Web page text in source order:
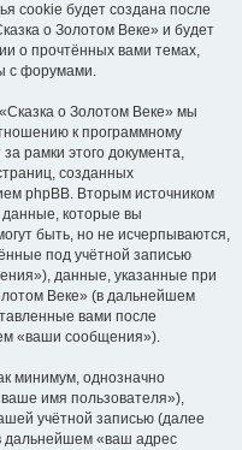
cookie будет создана после
о Золотом Веке» и будет
о прочтённых вами темах,
с форумами.
о Золотом Веке» мы
к программному
рамки этого документа,
созданных
phpBB. Вторым источником
которые вы
быть, но не исчерпываются,
под учётной записью
данные, указанные при
Веке» (в дальнейшем
вами после
«ваши сообщения»).
минимум, однозначно
имя пользователя»),
учётной записью (далее
дальнейшем «ваш адрес